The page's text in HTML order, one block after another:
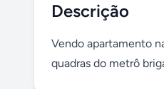
Descrição
Vendo apartamento
quadras do metrô